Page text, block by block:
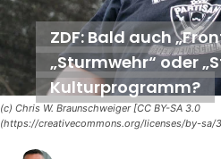
(c) Chris W. Braunschweiger [CC BY-SA 3.0
(https://creativecommons.org/licenses/by-sa/
ZDF: Bald auch
„Sturmwehr“ oder
Kulturprogramm?